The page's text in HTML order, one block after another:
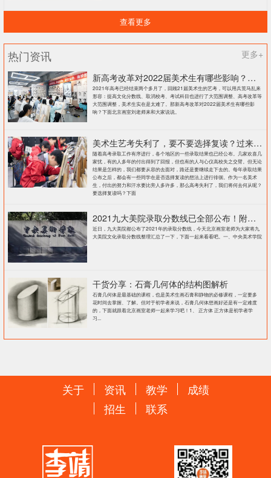
查看更多
热门资讯
更多+
新高考改革对2022届美术生有哪些影响？北京画室刘老师来和大家说说
2021年高考已经结束两个多月了，回顾21届美术生的艺考，可以用兵荒马乱来
形容：提高文化分数线、取消校考、考试科目也进行了大范围调整、高考改革等
大范围调整，美术生实在是太难了。那新高考改革对2022届美术生有哪些影
响？下面北京画室刘老师来和大家说说。
美术生艺考失利了，要不要选择复读？过来人提出这几点建议
随着高考录取工作有序进行，各个地区的一些录取结果也已经公布。几家欢喜几
家忧，有的人多年的付出得到了回报，但也有的人与心仪高校失之交臂。但无论
结果是怎样的，我们都要从容的去面对，路还是要继续走下去的。每年录取结果
公布之后，都会有一些同学在是否选择复读的想法上进行徘徊。作为一名美术
生，付出的努力和汗水要比旁人多许多，那么高考失利了，我们将何去何从呢？
要选择复读吗？下面
2021九大美院录取分数线已全部公布！附各大院校录取分数线汇总！
近日，九大美院都公布了2021年的录取分数线，今天北京画室老师为大家将九
大美院文化录取分数线整理汇总了一下，下面一起来看看吧。一、中央美术学院
干货分享：石膏几何体的结构图解析
石膏几何体是最基础的课程，也是美术生画石膏和静物的必修课程，一定要多
花时间去掌握、了解。但对于初学者来说，石膏几何体想画好还是有一定难度
的，下面就跟着北京画室老师一起来学习吧！1、 正方体 正方体是初学者学
习...
关于 资讯 教学
成绩
招生
联系